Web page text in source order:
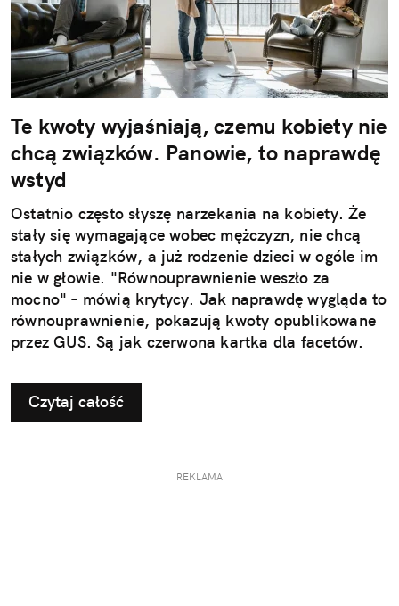
Te kwoty wyjaśniają, czemu kobiety nie
chcą związków. Panowie, to naprawdę
wstyd
Ostatnio często słyszę narzekania na kobiety. Że
stały się wymagające wobec mężczyzn, nie chcą
stałych związków, a już rodzenie dzieci w ogóle im
nie w głowie. "Równouprawnienie weszło za
mocno" – mówią krytycy. Jak naprawdę wygląda to
równouprawnienie, pokazują kwoty opublikowane
przez GUS. Są jak czerwona kartka dla facetów.
Czytaj całość
REKLAMA